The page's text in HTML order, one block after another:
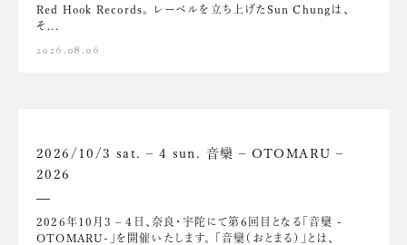
Red Hook Records。 レーベルを立ち上げたSun Chungは、
そ...
2026.08.06
2026/10/3 sat. – 4 sun. 音欒 – OTOMARU –
2026
2026年10月3 – 4日、奈良・宇陀にて第6回目となる「音欒 -
OTOMARU-」を開催いたします。 「音欒（おとまる）」とは、